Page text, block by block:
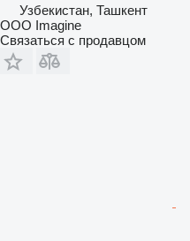
Узбекистан, Ташкент
OOO Imagine
Связаться с продавцом